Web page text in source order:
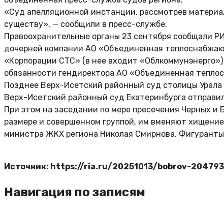
«Суд апелляционной инстанции, рассмотрев
существу», — сообщили в пресс-службе.
Правоохранительные органы 23 сентября сообщали
дочерней компании АО «Объединенная
«Корпорации СТС» (в нее входит
обязанности гендиректора АО «Объединенная
Позднее Верх-Исетский районный суд столицы
Верх-Исетский районный суд Екатеринбурга
При этом на заседании по мере пресечения Черных и
размере и совершенном группой, им вменяют
министра ЖКХ региона Николая Смирнова.
Источник: https://ria.ru/20251013/bobrov-
Навигация по записям